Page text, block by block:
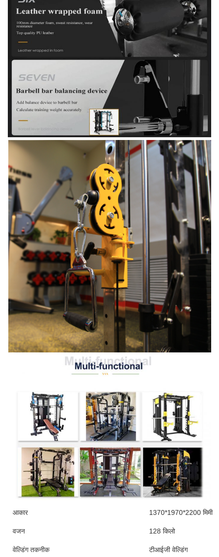
आकार 1370*1970*2200 मिमी
वजन 128 किलो
वेल्डिंग तकनीक टीआईजी वेल्डिंग